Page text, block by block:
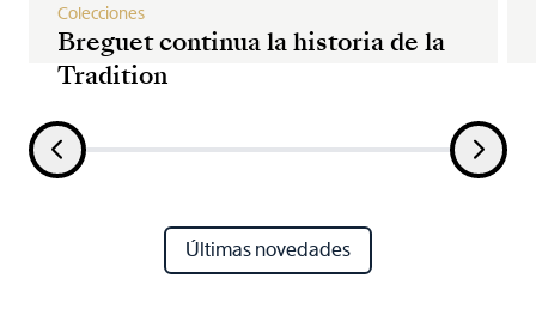
Breguet continua la historia de la
Tradition
Colecciones
Últimas novedades